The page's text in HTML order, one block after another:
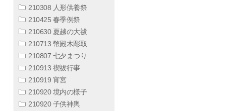
210308 人形供養祭
210425 春季例祭
210630 夏越の大祓
210713 幣殿木彫取
210807 七夕まつり
210913 禊祓行事
210919 宵宮
210920 境内の様子
210920 子供神輿